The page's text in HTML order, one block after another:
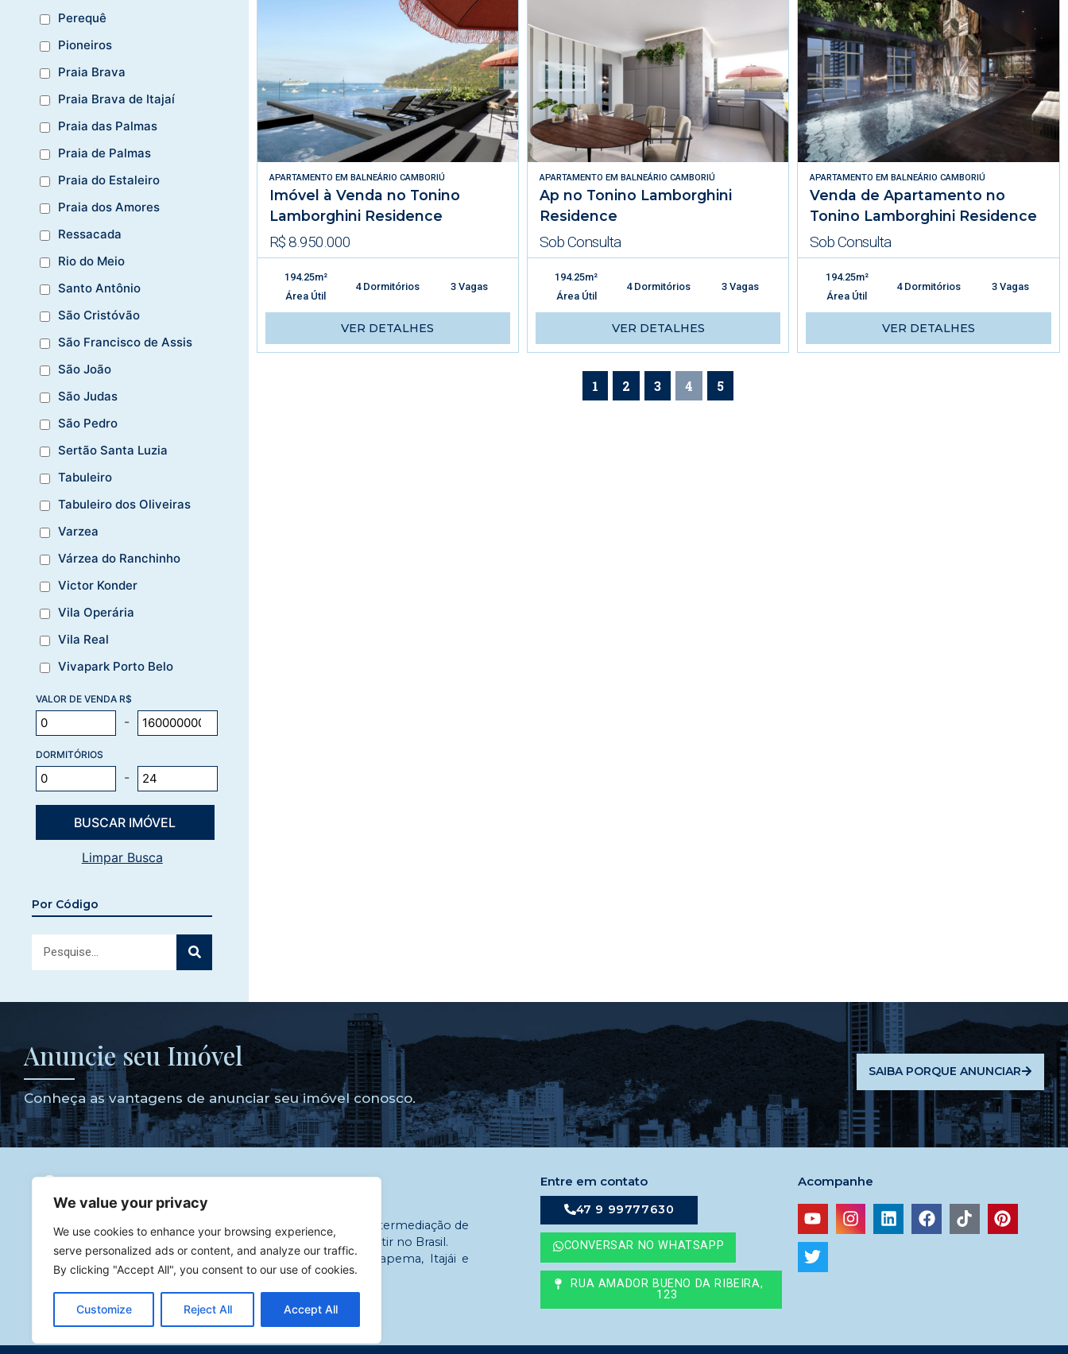
We value your privacy
We use cookies to enhance your browsing experience,
serve personalized ads or content, and analyze our traffic.
By clicking "Accept All", you consent to our use of cookies.
Customize Reject All Accept All
Perequê
Pioneiros
Praia Brava
Praia Brava de Itajaí
Praia das Palmas
Praia de Palmas
Praia do Estaleiro
Praia dos Amores
Ressacada
Rio do Meio
Santo Antônio
São Cristóvão
São Francisco de Assis
São João
São Judas
São Pedro
Sertão Santa Luzia
Tabuleiro
Tabuleiro dos Oliveiras
Varzea
Várzea do Ranchinho
Victor Konder
Vila Operária
Vila Real
Vivapark Porto Belo
VALOR DE VENDA R$
-
DORMITÓRIOS
-
Limpar Busca
Por Código
APARTAMENTO EM BALNEÁRIO CAMBORIÚ
Imóvel à Venda no Tonino
Lamborghini Residence
R$ 8.950.000
194.25m²
Área Útil
4 Dormitórios 3 Vagas
VER DETALHES
APARTAMENTO EMBALNEÁRIO CAMBORIÚ
Ap no Tonino Lamborghini
Residence
Sob Consulta
194.25m²
Área Útil
4 Dormitórios 3 Vagas
VER DETALHES
APARTAMENTO EMBALNEÁRIO CAMBORIÚ
Venda de Apartamento no
Tonino Lamborghini Residence
Sob Consulta
194.25m²
Área Útil
4 Dormitórios 3 Vagas
VER DETALHES
1 2 3 4 5
Anuncie seu Imóvel
Conheça as vantagens de anunciar seu imóvel conosco.
SAIBA PORQUE ANUNCIAR
Godoy dos Imóveis
Corretor de Imóveis especialista em intermediação de
imóveis de luxo com atuação na melhor cidade para se investir no Brasil.
Atendendo diversas cidades como Balneário Camboriú, Itapema, Itajái e
Praia Brava.
CNPJ: 46.731.682/0001-03
Entre em contato
47 9 99777630
CONVERSAR NO WHATSAPP
RUA AMADOR BUENO DA RIBEIRA,
123
Acompanhe